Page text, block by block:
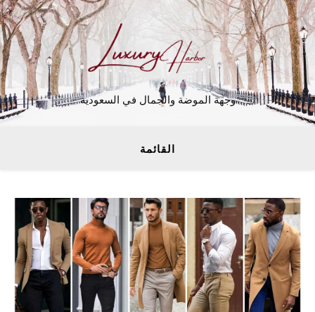
وجهة الموضة والجمال في السعودية
القائمة